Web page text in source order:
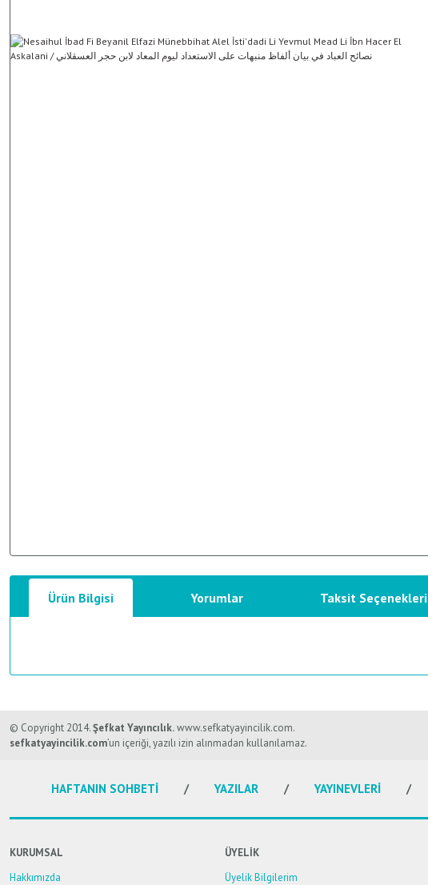
Ürün Bilgisi Yorumlar Taksit Seçenekleri
Görüş ve önerileriniz için teşekkür ederiz.
Ürün açıklamasında eksik bilgiler bulunuyor.
Bu ürüne benzer farklı alternatifler olmalı.
© Copyright 2014.Şefkat Yayıncılık.www.sefkatyayincilik.com.
sefkatyayincilik.com’un içeriği, yazılı izin alınmadan kullanılamaz.
HAFTANIN SOHBETİ YAZILAR YAYINEVLERİ
KURUMSAL
Hakkımızda
ÜYELİK
Üyelik Bilgilerim